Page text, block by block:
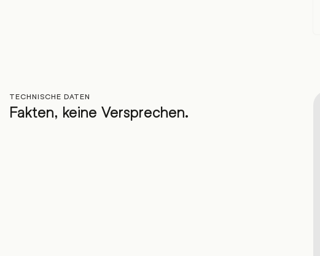
TECHNISCHE DATEN
Fakten, keine Versprechen.